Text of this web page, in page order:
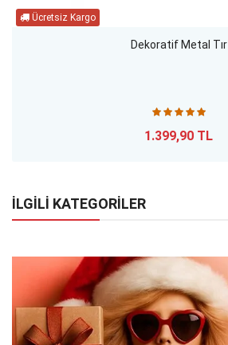
Dekoratif Metal Tır
1.399,90 TL
İLGİLİ KATEGORİLER